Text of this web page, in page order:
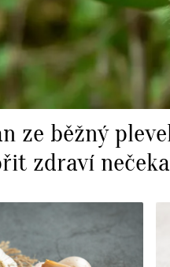
ze běžný
zdraví